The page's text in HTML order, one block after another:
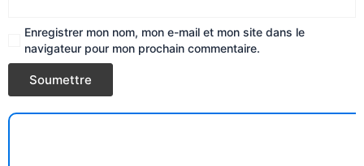
Enregistrer mon nom, mon e-mail et mon site dans le
navigateur pour mon prochain commentaire.